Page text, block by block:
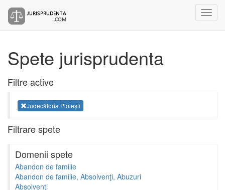
Spete jurisprudenta
Filtre active
Judecătoria Ploiești
Filtrare spete
Domenii spete
Abandon de familie
Abandon de familie, Absolvenţi, Abuzuri
Absolvenţi